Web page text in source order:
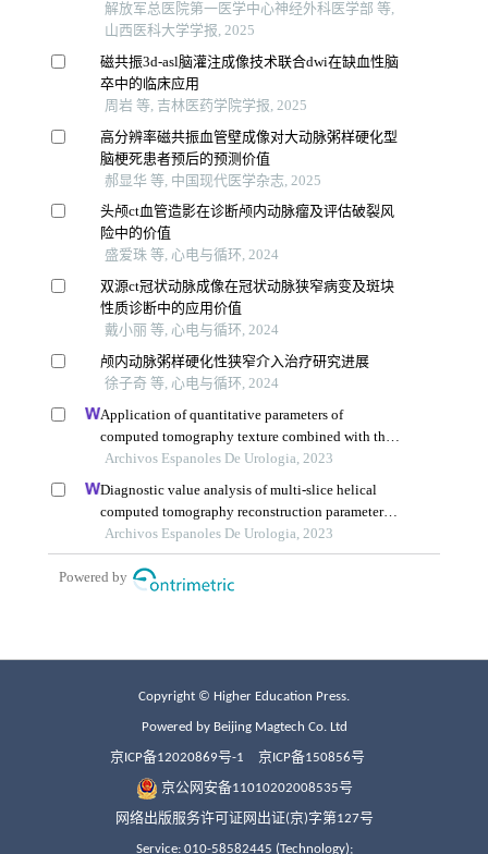
Copyright © Higher Education Press.
Powered by Beijing Magtech Co. Ltd
京ICP备12020869号-1 京ICP备150856号
京公网安备11010202008535号
网络出版服务许可证网出证(京)字第127号
Service: 010-58582445 (Technology);